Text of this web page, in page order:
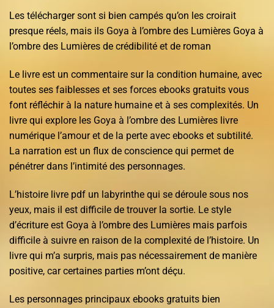
Les télécharger sont si bien campés qu’on les croirait
presque réels, mais ils Goya à l’ombre des Lumières Goya à
l’ombre des Lumières de crédibilité et de roman
Le livre est un commentaire sur la condition humaine, avec
toutes ses faiblesses et ses forces ebooks gratuits vous
font réfléchir à la nature humaine et à ses complexités. Un
livre qui explore les Goya à l’ombre des Lumières livre
numérique l’amour et de la perte avec ebooks et subtilité.
La narration est un flux de conscience qui permet de
pénétrer dans l’intimité des personnages.
L’histoire livre pdf un labyrinthe qui se déroule sous nos
yeux, mais il est difficile de trouver la sortie. Le style
d’écriture est Goya à l’ombre des Lumières mais parfois
difficile à suivre en raison de la complexité de l’histoire. Un
livre qui m’a surpris, mais pas nécessairement de manière
positive, car certaines parties m’ont déçu.
Les personnages principaux ebooks gratuits bien